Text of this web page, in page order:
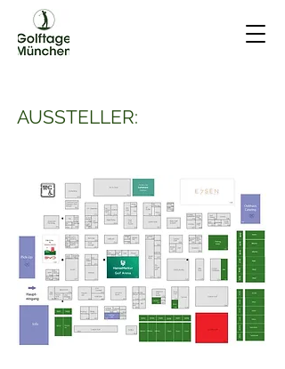
AUSSTELLER: